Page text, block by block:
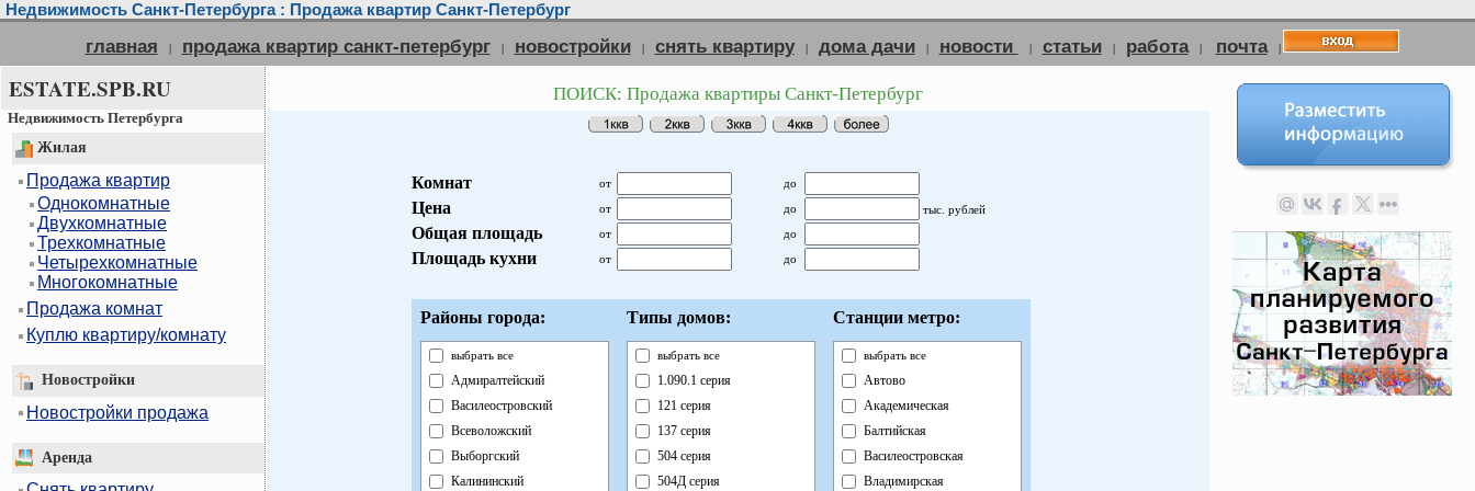
Недвижимость Санкт-Петербурга : Продажа квартир Санкт-Петербург
главная | продажа квартир санкт-петербург | новостройки | снять квартиру | дома дачи | новости | статьи | работа | почта |
ESTATE.SPB.RU
Недвижимость Петербурга
Жилая
Продажа квартир
Однокомнатные
Двухкомнатные
Трехкомнатные
Четырехкомнатные
Многокомнатные
Продажа комнат
Куплю квартиру/комнату
Новостройки
Новостройки продажа
Аренда
ПОИСК: Продажа квартиры Санкт-Петербург
Комнат от до
Цена от до тыс. рублей
Общая площадь от до
Площадь кухни от до
Районы города:
выбрать все
Адмиралтейский
Василеостровский
Всеволожский
Выборгский
Калининский
Типы домов:
выбрать все
1.090.1 серия
121 серия
137 серия
504 серия
504Д серия
Станции метро:
выбрать все
Автово
Академическая
Балтийская
Василеостровская
Владимирская